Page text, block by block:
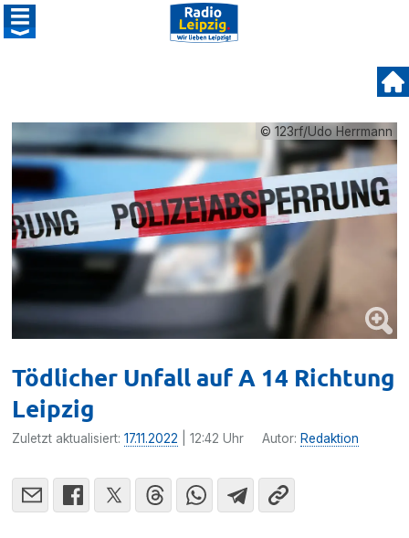
© 123rf/Udo Herrmann
Tödlicher Unfall auf A 14 Richtung
Leipzig
Zuletzt aktualisiert:17.11.2022 | 12:42 Uhr Autor: Redaktion